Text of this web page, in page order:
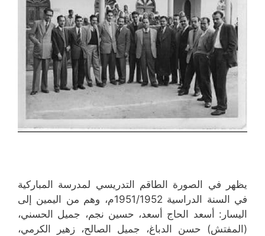
يظهر في الصورة الطاقم التدريسي لمدرسة المباركية
في السنة الدراسية 1951/1952م، وهم من اليمين إلى
اليسار: أسعد الحاج أسعد، حسين نجم، جميل الحسني،
(المفتش) حسن الدباغ، جميل الصالح، زهير الكرمي،